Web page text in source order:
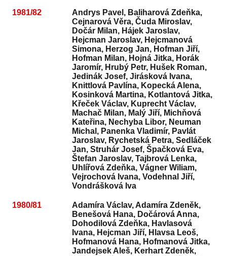
1981/82
Andrys Pavel, Baliharová Zdeňka,
Cejnarová Věra, Čuda Miroslav,
Dočár Milan, Hájek Jaroslav,
Hejcman Jaroslav, Hejcmanová
Simona, Herzog Jan, Hofman Jiří,
Hofman Milan, Hojná Jitka, Horák
Jaromír, Hrubý Petr, Hušek Roman,
Jedinák Josef, Jirásková Ivana,
Knittlová Pavlína, Kopecká Alena,
Kosinková Martina, Kotlantová Jitka,
Křeček Václav, Kuprecht Václav,
Machač Milan, Malý Jiří, Michňová
Kateřina, Nechyba Libor, Neuman
Michal, Panenka Vladimír, Pavlát
Jaroslav, Rychetská Petra, Sedláček
Jan, Struhár Josef, Špačková Eva,
Štefan Jaroslav, Tajbrová Lenka,
Uhlířová Zdeňka, Vágner Wiliam,
Vejrochová Ivana, Vodehnal Jiří,
Vondrášková Iva
1980/81
Adamíra Václav, Adamíra Zdeněk,
Benešová Hana, Dočárová Anna,
Dohodilová Zdeňka, Havlasová
Ivana, Hejcman Jiří, Hlavsa Leoš,
Hofmanová Hana, Hofmanová Jitka,
Jandejsek Aleš, Kerhart Zdeněk,